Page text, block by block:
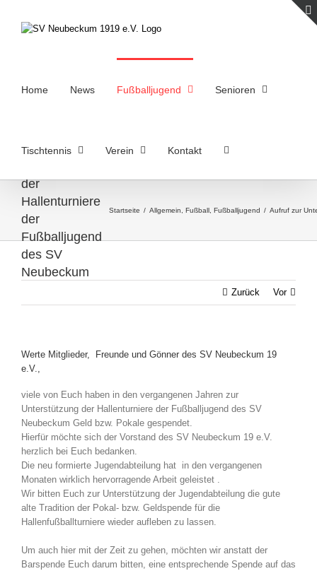
Inhalt
springen
Home News Fußballjugend Senioren
Tischtennis Verein Kontakt
Aufruf zur
der
Hallenturniere
der
Fußballjugend
des SV
Neubeckum
Startseite / Allgemein Fußball Fußballjugend / Aufruf zur
Zurück Vor
Werte Mitglieder, Freunde und Gönner des SV Neubeckum 19
e.V.,
viele von Euch haben in den vergangenen Jahren zur
Unterstützung der Hallenturniere der Fußballjugend des SV
Neubeckum Geld bzw. Pokale gespendet.
Hierfür möchte sich der Vorstand des SV Neubeckum 19 e.V.
herzlich bei Euch bedanken.
Die neu formierte Jugendabteilung hat in den vergangenen
Monaten wirklich hervorragende Arbeit geleistet .
Wir bitten Euch zur Unterstützung der Jugendabteilung die gute
alte Tradition der Pokal- bzw. Geldspende für die
Hallenfußballturniere wieder aufleben zu lassen.
Um auch hier mit der Zeit zu gehen, möchten wir anstatt der
Barspende Euch darum bitten, eine entsprechende Spende auf das